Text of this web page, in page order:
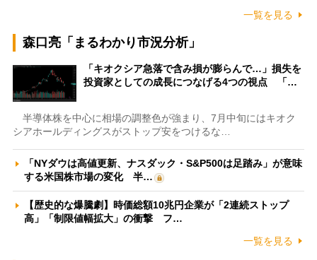
一覧を見る
森口亮「まるわかり市況分析」
「キオクシア急落で含み損が膨らんで…」損失を
投資家としての成長につなげる4つの視点 「…
半導体株を中心に相場の調整色が強まり、7月中旬にはキオク
シアホールディングスがストップ安をつけるな…
「NYダウは高値更新、ナスダック・S&P500は足踏み」が意味
する米国株市場の変化 半…
【歴史的な爆騰劇】時価総額10兆円企業が「2連続ストップ
高」「制限値幅拡大」の衝撃 フ…
一覧を見る